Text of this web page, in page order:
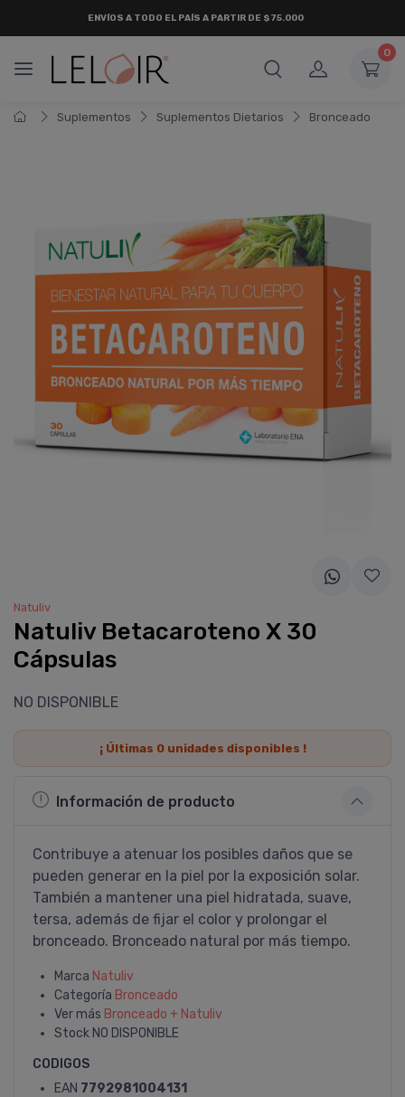
ENVÍOS A TODO EL PAÍS A PARTIR DE $75.000
0
Suplementos Suplementos Dietarios Bronceado
Natuliv
Natuliv Betacaroteno X 30
Cápsulas
NO DISPONIBLE
¡ Últimas 0unidades disponibles !
Información de producto
Contribuye a atenuar los posibles daños que se
pueden generar en la piel por la exposición solar.
También a mantener una piel hidratada, suave,
tersa, además de fijar el color y prolongar el
bronceado. Bronceado natural por más tiempo.
Marca Natuliv
Categoría Bronceado
Ver más Bronceado + Natuliv
Stock NO DISPONIBLE
CODIGOS
EAN 7792981004131